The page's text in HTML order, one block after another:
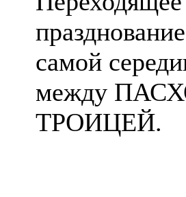
самой
между
ТРОИЦЕЙ.